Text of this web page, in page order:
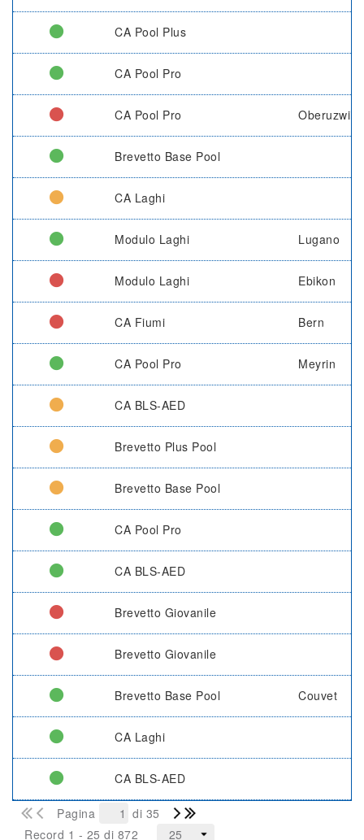
CA Pool Plus
CA Pool Pro
CA Pool Pro Oberuzwil
Brevetto Base Pool
CA Laghi
Modulo Laghi Lugano
Modulo Laghi Ebikon
CA Fiumi Bern
CA Pool Pro Meyrin
CA BLS-AED
Brevetto Plus Pool
Brevetto Base Pool
CA Pool Pro
CA BLS-AED
Brevetto Giovanile
Brevetto Giovanile
Brevetto Base Pool Couvet
CA Laghi
CA BLS-AED
Pagina
di 35
Record 1 - 25 di 872